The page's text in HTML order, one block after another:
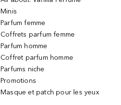
Minis
Parfum femme
Coffrets parfum femme
Parfum homme
Coffret parfum homme
Parfums niche
Promotions
Masque et patch pour les yeux